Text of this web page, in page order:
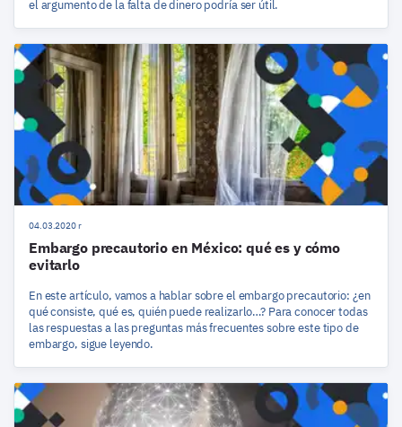
el argumento de la falta de dinero podría ser útil.
04.03.2020 r
Embargo precautorio en México: qué es y cómo
evitarlo
En este artículo, vamos a hablar sobre el embargo precautorio: ¿en
qué consiste, qué es, quién puede realizarlo…? Para conocer todas
las respuestas a las preguntas más frecuentes sobre este tipo de
embargo, sigue leyendo.